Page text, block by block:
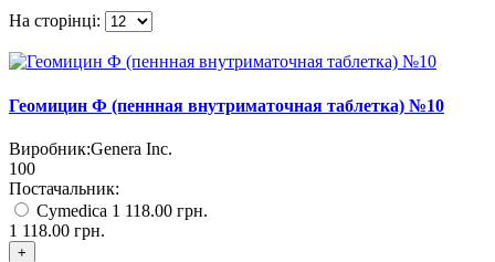
На сторінці:
Геомицин Ф (пеннная внутриматочная таблетка) №10
Виробник:Genera Inc.
100
Постачальник:
Cymedica 1 118.00 грн.
1 118.00 грн.
+